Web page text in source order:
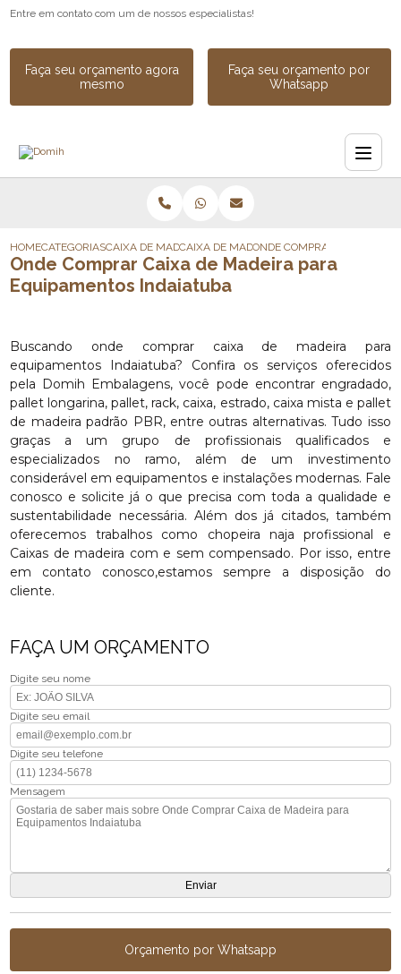
Entre em contato com um de nossos especialistas!
Faça seu orçamento agora
mesmo
Faça seu orçamento por
Whatsapp
HOMECATEGORIASCAIXA DE MADEIRACAIXA DE MADEIRA SOB MEDIDA
ONDE COMPRAR CAIXA DE
Onde Comprar Caixa de Madeira para
Equipamentos Indaiatuba
Buscando onde comprar caixa de madeira para
equipamentos Indaiatuba? Confira os serviços oferecidos
pela Domih Embalagens, você pode encontrar engradado,
pallet longarina, pallet, rack, caixa, estrado, caixa mista e pallet
de madeira padrão PBR, entre outras alternativas. Tudo isso
graças a um grupo de profissionais qualificados e
especializados no ramo, além de um investimento
considerável em equipamentos e instalações modernas. Fale
conosco e solicite já o que precisa com toda a qualidade e
sustentabilidade necessária. Além dos já citados, também
oferecemos trabalhos como chopeira naja profissional e
Caixas de madeira com e sem compensado. Por isso, entre
em contato conosco,estamos sempre a disposição do
cliente.
FAÇA UM ORÇAMENTO
Digite seu nome
Digite seu email
Digite seu telefone
Mensagem
Orçamento por Whatsapp